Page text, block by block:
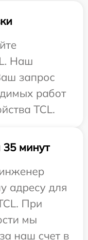
Наш
запрос
работ
TCL.
минут
адресу для
При
мы
наш счет в